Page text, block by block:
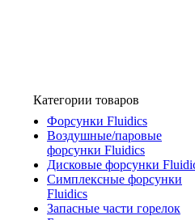
Категории товаров
Форсунки Fluidics
Воздушные/паровые
форсунки Fluidics
Дисковые форсунки
Симплексные форсунки
Fluidics
Запасные части горелок